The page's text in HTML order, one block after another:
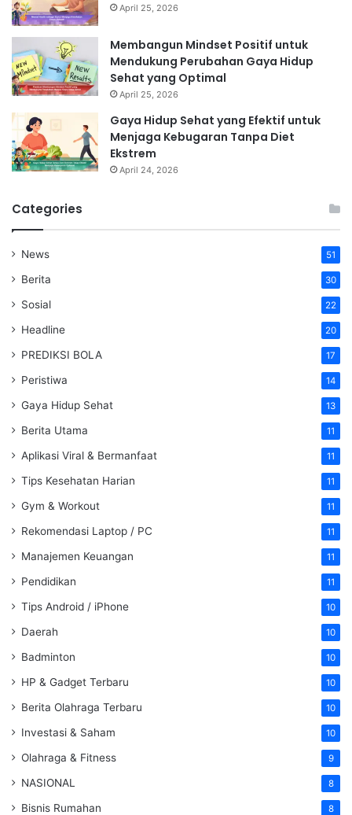
April 25, 2026
Membangun Mindset Positif untuk
Mendukung Perubahan Gaya Hidup
Sehat yang Optimal
April 25, 2026
Gaya Hidup Sehat yang Efektif untuk
Menjaga Kebugaran Tanpa Diet
Ekstrem
April 24, 2026
Categories
News 51
Berita 30
Sosial 22
Headline 20
PREDIKSI BOLA 17
Peristiwa 14
Gaya Hidup Sehat 13
Berita Utama 11
Aplikasi Viral & Bermanfaat 11
Tips Kesehatan Harian 11
Gym & Workout 11
Rekomendasi Laptop / PC 11
Manajemen Keuangan 11
Pendidikan 11
Tips Android / iPhone 10
Daerah 10
Badminton 10
HP & Gadget Terbaru 10
Berita Olahraga Terbaru 10
Investasi & Saham 10
Olahraga & Fitness 9
NASIONAL 8
Bisnis Rumahan 8